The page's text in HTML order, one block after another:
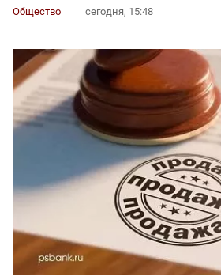
Общество сегодня, 15:48